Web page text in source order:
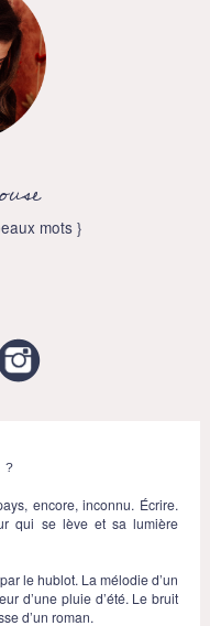
mots }
?
encore, inconnu. Écrire.
qui se lève et sa lumière
le hublot. La mélodie d’un
d’une pluie d’été. Le bruit
d’un roman.